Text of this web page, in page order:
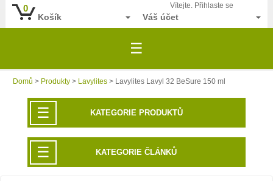
0
Košík
Vítejte. Přihlaste se
Váš účet
☰
Domů > Produkty > Lavylites > Lavylites Lavyl 32 BeSure 150 ml
☰ KATEGORIE PRODUKTŮ
☰ KATEGORIE ČLÁNKŮ